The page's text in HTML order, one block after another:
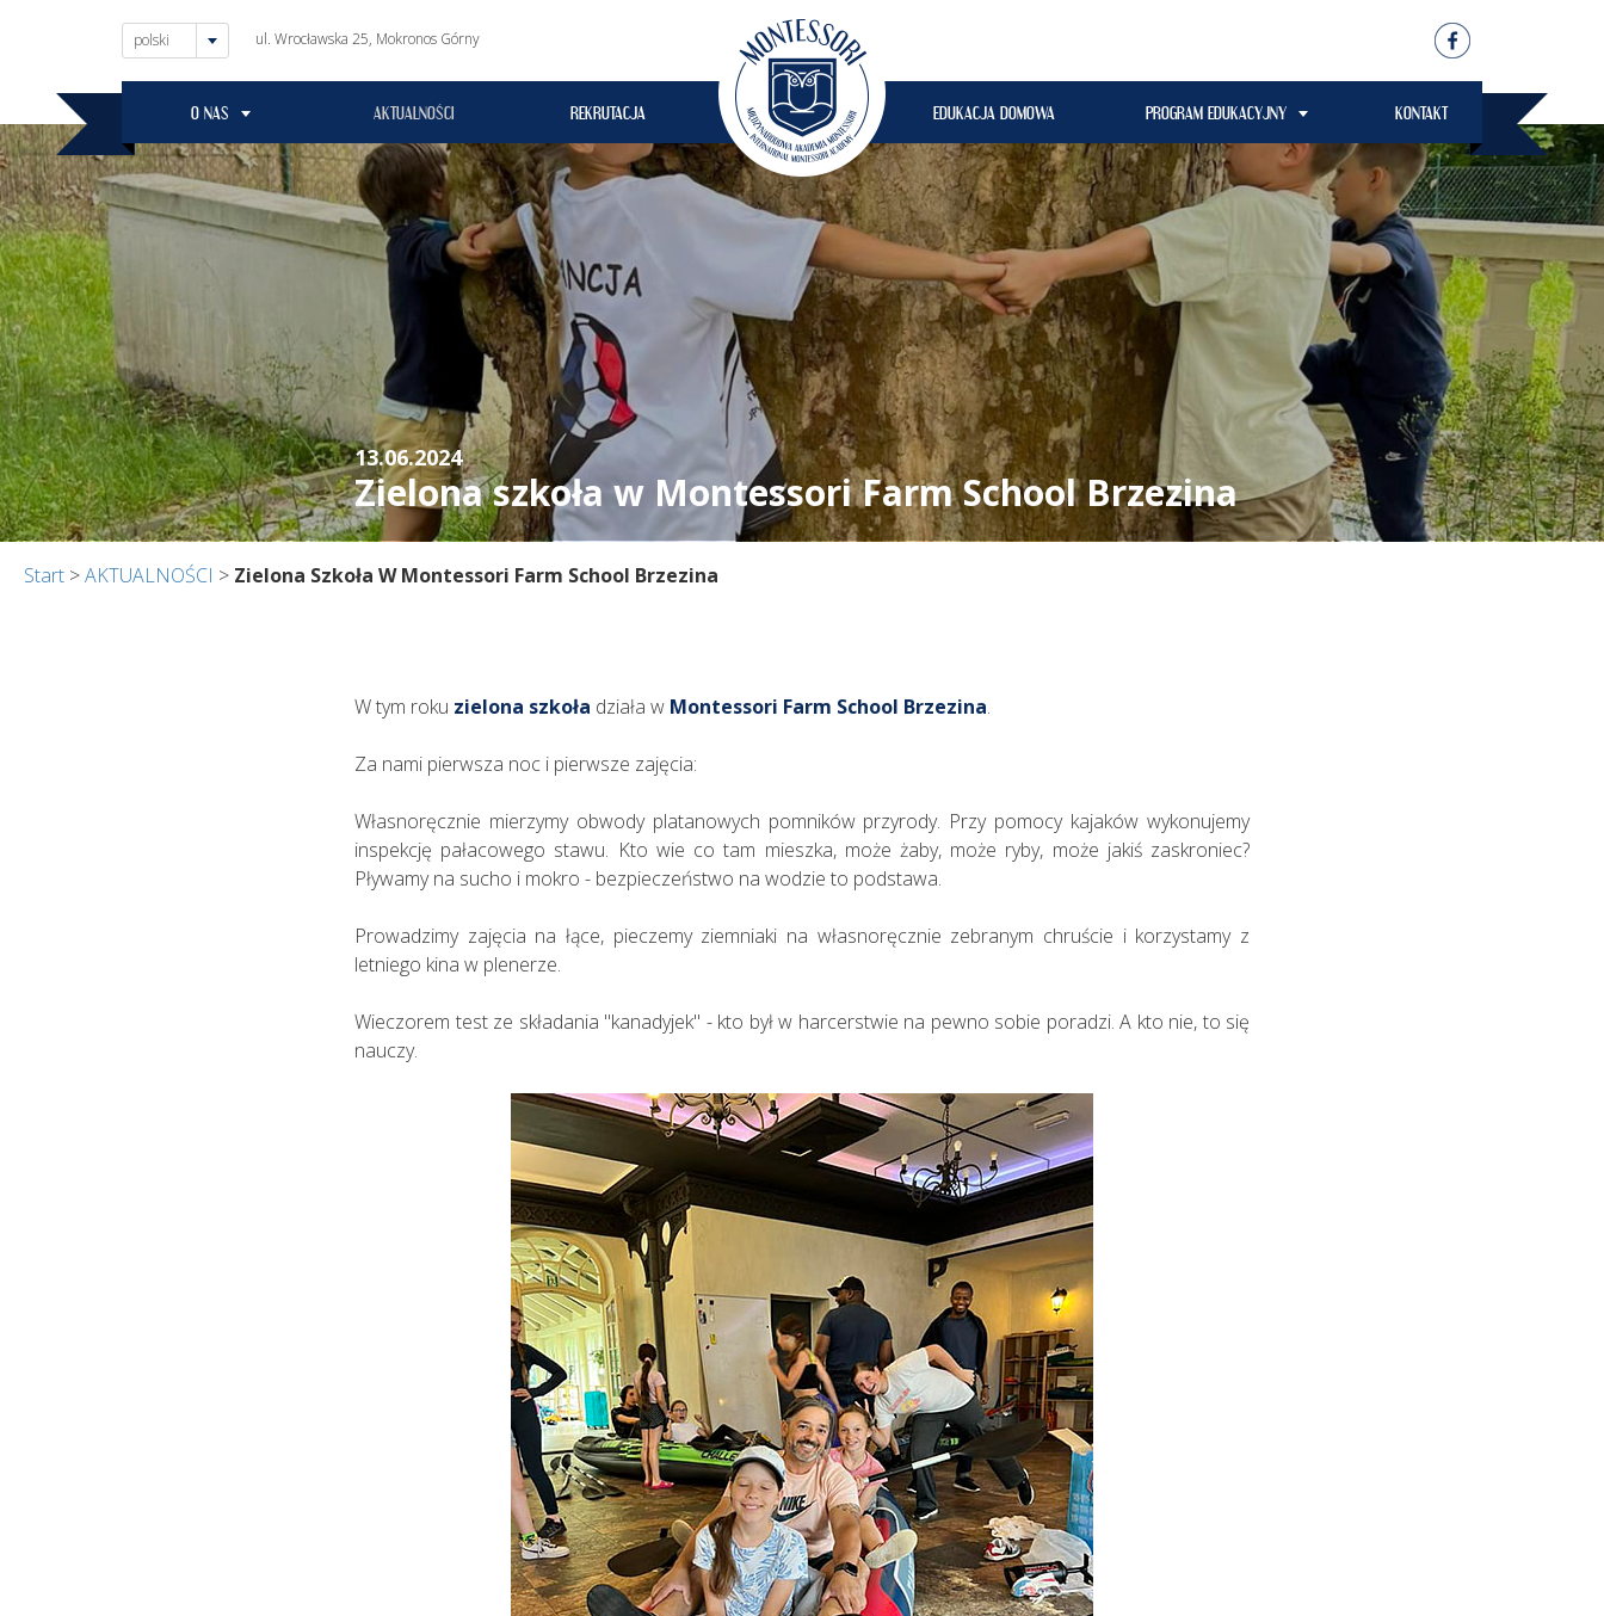
polski ul. Wrocławska 25, Mokronos Górny
O NAS AKTUALNOŚCI REKRUTACJA EDUKACJA DOMOWA PROGRAM EDUKACYJNY KONTAKT
13.06.2024
Zielona szkoła w Montessori Farm School Brzezina
Start >AKTUALNOŚCI > Zielona Szkoła W Montessori Farm School Brzezina
W tym roku zielona szkoła działa w Montessori Farm School Brzezina.
Za nami pierwsza noc i pierwsze zajęcia:
Własnoręcznie mierzymy obwody platanowych pomników przyrody. Przy pomocy kajaków wykonujemy
inspekcję pałacowego stawu. Kto wie co tam mieszka, może żaby, może ryby, może jakiś zaskroniec?
Pływamy na sucho i mokro - bezpieczeństwo na wodzie to podstawa.
Prowadzimy zajęcia na łące, pieczemy ziemniaki na własnoręcznie zebranym chruście i korzystamy z
letniego kina w plenerze.
Wieczorem test ze składania "kanadyjek" - kto był w harcerstwie na pewno sobie poradzi. A kto nie, to się
nauczy.